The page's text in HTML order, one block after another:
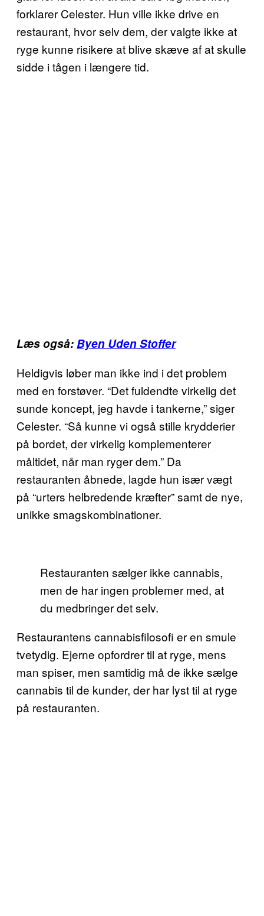
forklarer Celester. Hun ville ikke drive en
restaurant, hvor selv dem, der valgte ikke at
ryge kunne risikere at blive skæve af at skulle
sidde i tågen i længere tid.
Læs også:Byen Uden Stoffer
Heldigvis løber man ikke ind i det problem
med en forstøver. “Det fuldendte virkelig det
sunde koncept, jeg havde i tankerne,” siger
Celester. “Så kunne vi også stille krydderier
på bordet, der virkelig komplementerer
måltidet, når man ryger dem.” Da
restauranten åbnede, lagde hun især vægt
på “urters helbredende kræfter” samt de nye,
unikke smagskombinationer.
Restauranten sælger ikke cannabis,
men de har ingen problemer med, at
du medbringer det selv.
Restaurantens cannabisfilosofi er en smule
tvetydig. Ejerne opfordrer til at ryge, mens
man spiser, men samtidig må de ikke sælge
cannabis til de kunder, der har lyst til at ryge
på restauranten.